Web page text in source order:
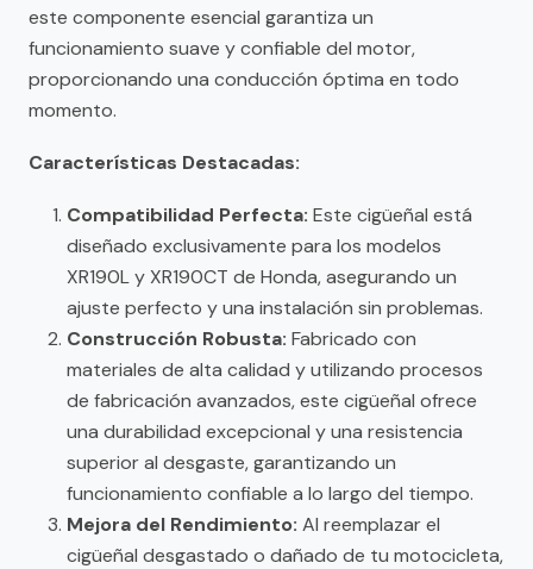
este componente esencial garantiza un
funcionamiento suave y confiable del motor,
proporcionando una conducción óptima en todo
momento.
Características Destacadas:
Compatibilidad Perfecta: Este cigüeñal está
diseñado exclusivamente para los modelos
XR190L y XR190CT de Honda, asegurando un
ajuste perfecto y una instalación sin problemas.
Construcción Robusta: Fabricado con
materiales de alta calidad y utilizando procesos
de fabricación avanzados, este cigüeñal ofrece
una durabilidad excepcional y una resistencia
superior al desgaste, garantizando un
funcionamiento confiable a lo largo del tiempo.
Mejora del Rendimiento: Al reemplazar el
cigüeñal desgastado o dañado de tu motocicleta,